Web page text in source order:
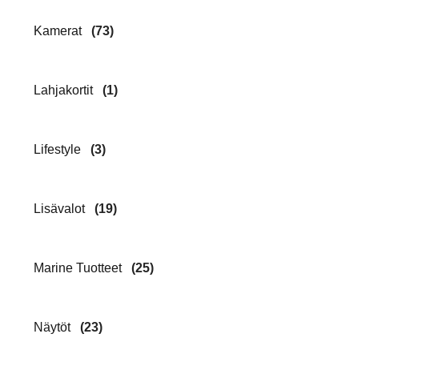
Kamerat (73)
Lahjakortit (1)
Lifestyle (3)
Lisävalot (19)
Marine Tuotteet (25)
Näytöt (23)